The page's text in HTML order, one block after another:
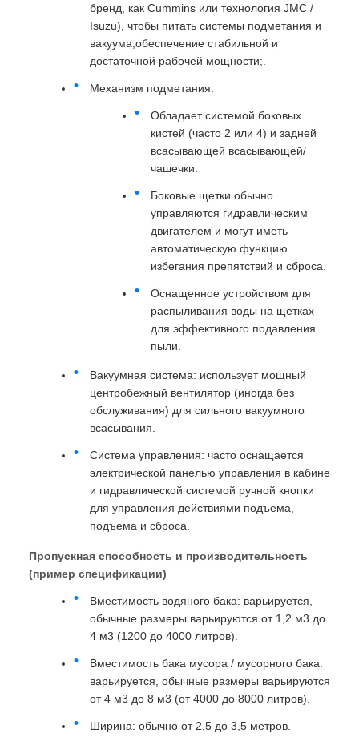
бренд, как Cummins или технология JMC /
Isuzu), чтобы питать системы подметания и
вакуума,обеспечение стабильной и
достаточной рабочей мощности;.
Механизм подметания:
Обладает системой боковых
кистей (часто 2 или 4) и задней
всасывающей всасывающей/
чашечки.
Боковые щетки обычно
управляются гидравлическим
двигателем и могут иметь
автоматическую функцию
избегания препятствий и сброса.
Оснащенное устройством для
распыливания воды на щетках
для эффективного подавления
пыли.
Вакуумная система: использует мощный
центробежный вентилятор (иногда без
обслуживания) для сильного вакуумного
всасывания.
Система управления: часто оснащается
электрической панелью управления в кабине
и гидравлической системой ручной кнопки
для управления действиями подъема,
подъема и сброса.
Пропускная способность и производительность
(пример спецификации)
Вместимость водяного бака: варьируется,
обычные размеры варьируются от 1,2 м3 до
4 м3 (1200 до 4000 литров).
Вместимость бака мусора / мусорного бака:
варьируется, обычные размеры варьируются
от 4 м3 до 8 м3 (от 4000 до 8000 литров).
Ширина: обычно от 2,5 до 3,5 метров.